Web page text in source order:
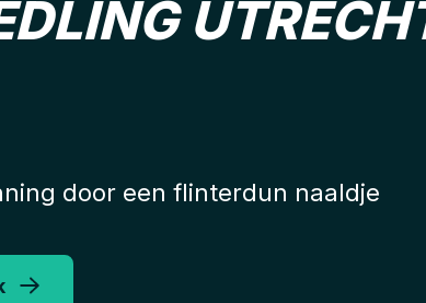
door een flinterdun naaldje